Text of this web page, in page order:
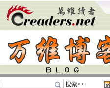
搜索>>